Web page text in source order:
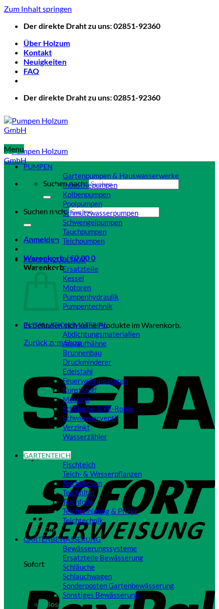
Zum Inhalt springen
Der direkte Draht zu uns: 02851-92360
Über Holzum
Kontakt
Neuigkeiten
FAQ
Der direkte Draht zu uns: 02851-92360
Suchen nach:
Suchen nach:
Anmelden
Warenkorb /€0,000
Warenkorb
Es befinden sich keine Produkte im Warenkorb.
Zurück zum Shop
Sepa
Sofort
Menu
PUMPEN
Gartenpumpen & Hauswasserwerke
Industriepumpen
Kolbenpumpen
Poolpumpen
Schmutzwasserpumpen
Schwengelpumpen
Tauchpumpen
Teichpumpen
PUMPENZUBEHÖR
Ersatzteile
Kessel
Motoren
Pumpenhydraulik
Pumpentechnik
INSTALLATIONSMATERIAL
Abdichtungsmaterialien
Auslaufhähne
Brunnenbau
Druckminderer
Edelstahl
Feuerwehramaturen
Kunststoff
Messing
Schläuche & PE-Rohre
Schwimmerventil
Verzinkt
Wasserzähler
GARTENTEICH
Fischteich
Teich- & Wasserpflanzen
Teichbecken
Teichfilter
Teichfolie
Teichreinigung & Pflege
Teichtechnik
Close
GARTENBEWÄSSERUNG
Bewässerungssysteme
Ersatzteile Bewässerung
Schläuche
Schlauchwagen
Sonderposten Gartenbewässerung
Sonstiges Bewässerung
Close